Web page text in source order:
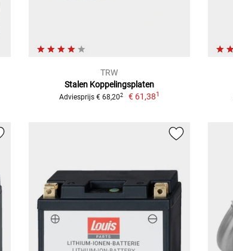
TRW
Stalen Koppelingsplaten
Adviesprijs € 68,202 € 61,381